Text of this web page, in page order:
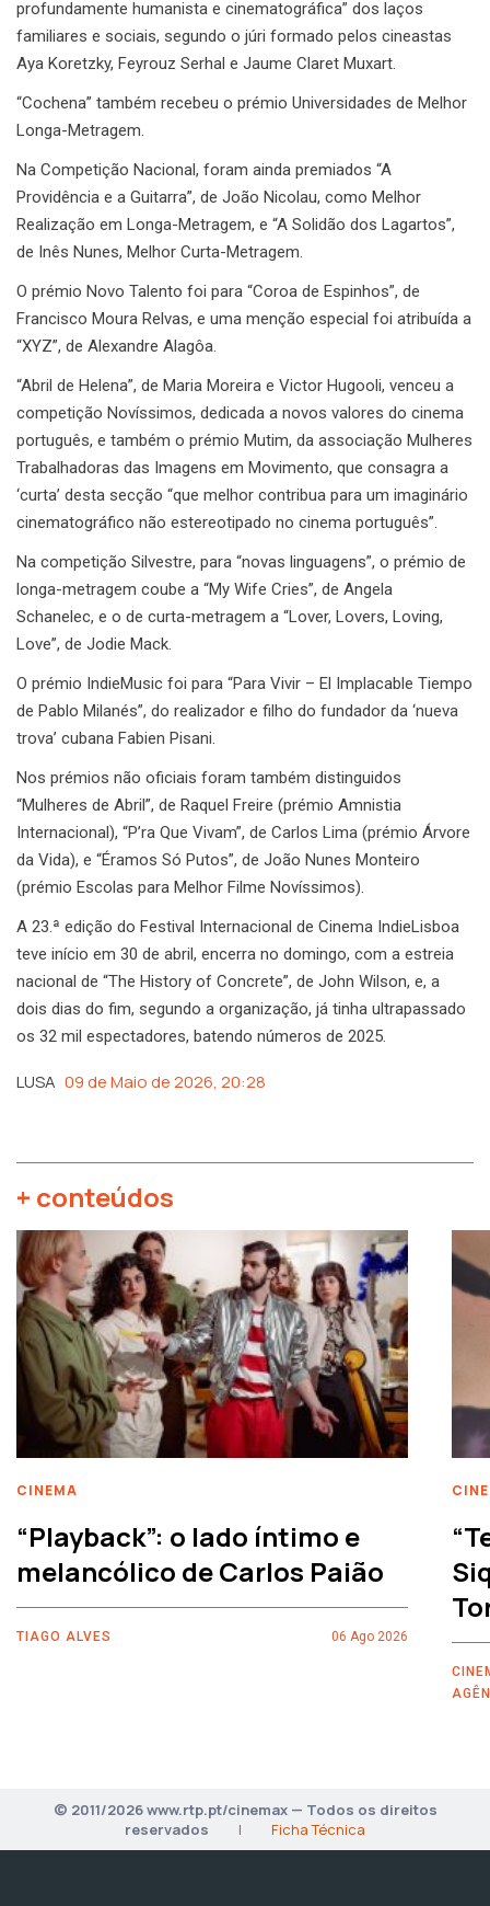
profundamente humanista e cinematográfica” dos laços
familiares e sociais, segundo o júri formado pelos cineastas
Aya Koretzky, Feyrouz Serhal e Jaume Claret Muxart.
“Cochena” também recebeu o prémio Universidades de Melhor
Longa-Metragem.
Na Competição Nacional, foram ainda premiados “A
Providência e a Guitarra”, de João Nicolau, como Melhor
Realização em Longa-Metragem, e “A Solidão dos Lagartos”,
de Inês Nunes, Melhor Curta-Metragem.
O prémio Novo Talento foi para “Coroa de Espinhos”, de
Francisco Moura Relvas, e uma menção especial foi atribuída a
“XYZ”, de Alexandre Alagôa.
“Abril de Helena”, de Maria Moreira e Victor Hugooli, venceu a
competição Novíssimos, dedicada a novos valores do cinema
português, e também o prémio Mutim, da associação Mulheres
Trabalhadoras das Imagens em Movimento, que consagra a
‘curta’ desta secção “que melhor contribua para um imaginário
cinematográfico não estereotipado no cinema português”.
Na competição Silvestre, para “novas linguagens”, o prémio de
longa-metragem coube a “My Wife Cries”, de Angela
Schanelec, e o de curta-metragem a “Lover, Lovers, Loving,
Love”, de Jodie Mack.
O prémio IndieMusic foi para “Para Vivir – El Implacable Tiempo
de Pablo Milanés”, do realizador e filho do fundador da ‘nueva
trova’ cubana Fabien Pisani.
Nos prémios não oficiais foram também distinguidos
“Mulheres de Abril”, de Raquel Freire (prémio Amnistia
Internacional), “P’ra Que Vivam”, de Carlos Lima (prémio Árvore
da Vida), e “Éramos Só Putos”, de João Nunes Monteiro
(prémio Escolas para Melhor Filme Novíssimos).
A 23.ª edição do Festival Internacional de Cinema IndieLisboa
teve início em 30 de abril, encerra no domingo, com a estreia
nacional de “The History of Concrete”, de John Wilson, e, a
dois dias do fim, segundo a organização, já tinha ultrapassado
os 32 mil espectadores, batendo números de 2025.
LUSA 09 de Maio de 2026, 20:28
+ conteúdos
CINEMA
“Playback”: o lado íntimo e
melancólico de Carlos Paião
TIAGO ALVES 06 Ago 2026
© 2011/2026 www.rtp.pt/cinemax — Todos os direitos
reservados
| Ficha Técnica